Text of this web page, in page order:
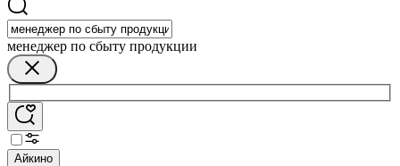
менеджер по сбыту продукции
Айкино